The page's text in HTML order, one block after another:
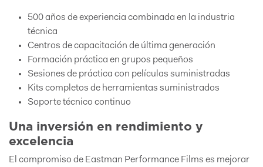
500 años de experiencia combinada en la industria
técnica
Centros de capacitación de última generación
Formación práctica en grupos pequeños
Sesiones de práctica con películas suministradas
Kits completos de herramientas suministrados
Soporte técnico continuo
Una inversión en rendimiento y
excelencia
El compromiso de Eastman Performance Films es mejorar